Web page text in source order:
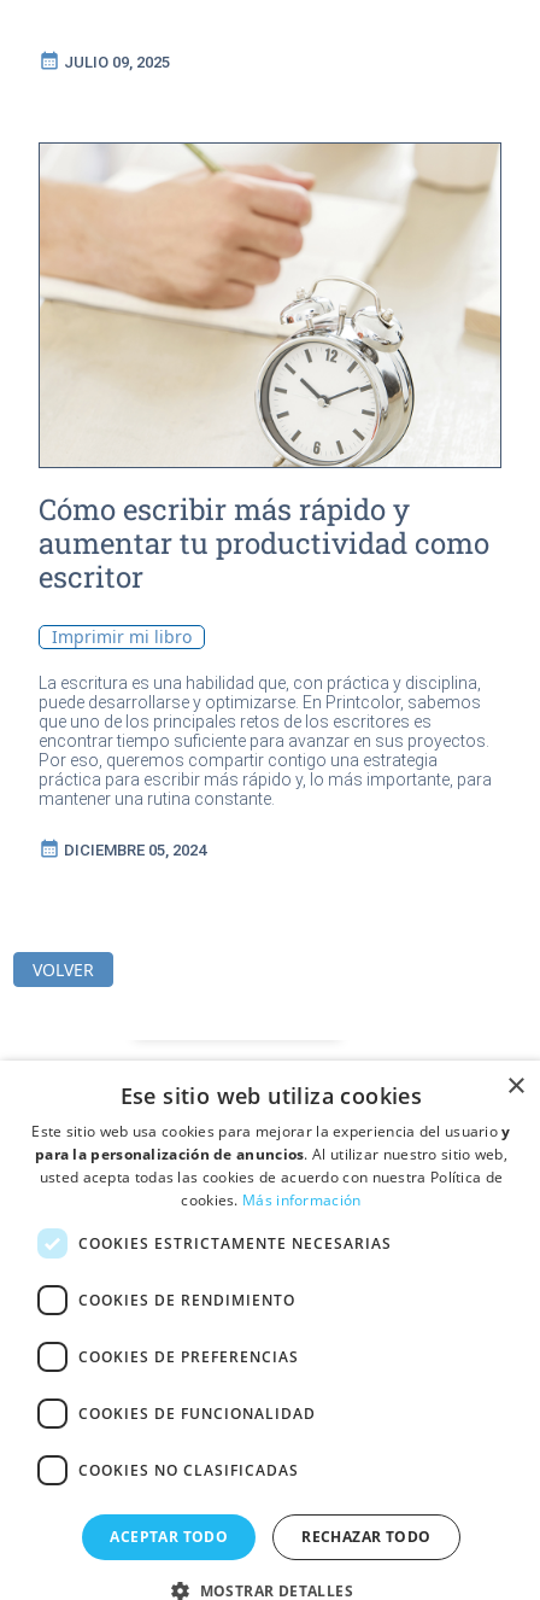
calendar_month JULIO 09, 2025
Cómo escribir más rápido y
aumentar tu productividad como
escritor
Imprimir mi libro
La escritura es una habilidad que, con práctica y disciplina,
puede desarrollarse y optimizarse. En Printcolor, sabemos
que uno de los principales retos de los escritores es
encontrar tiempo suficiente para avanzar en sus proyectos.
Por eso, queremos compartir contigo una estrategia
práctica para escribir más rápido y, lo más importante, para
mantener una rutina constante.
calendar_month DICIEMBRE 05, 2024
VOLVER
location_on
Ctra de Mollet a Sabadell Km 4,3 Pol Ind. Can Vinyals, Nave 18 08130 -
Privacidad· Política de cookies
© Fullcolor Printcolor S.L.
×
Ese sitio web utiliza cookies
Este sitio web usa cookies para mejorar la experiencia del usuarioy
para la personalización de anuncios. Al utilizar nuestro sitio web,
usted acepta todas las cookies de acuerdo con nuestra Política de
cookies. Más información
COOKIES ESTRICTAMENTE NECESARIAS
COOKIES DE RENDIMIENTO
COOKIES DE PREFERENCIAS
COOKIES DE FUNCIONALIDAD
COOKIES NO CLASIFICADAS
ACEPTAR TODO RECHAZAR TODO
MOSTRAR DETALLES